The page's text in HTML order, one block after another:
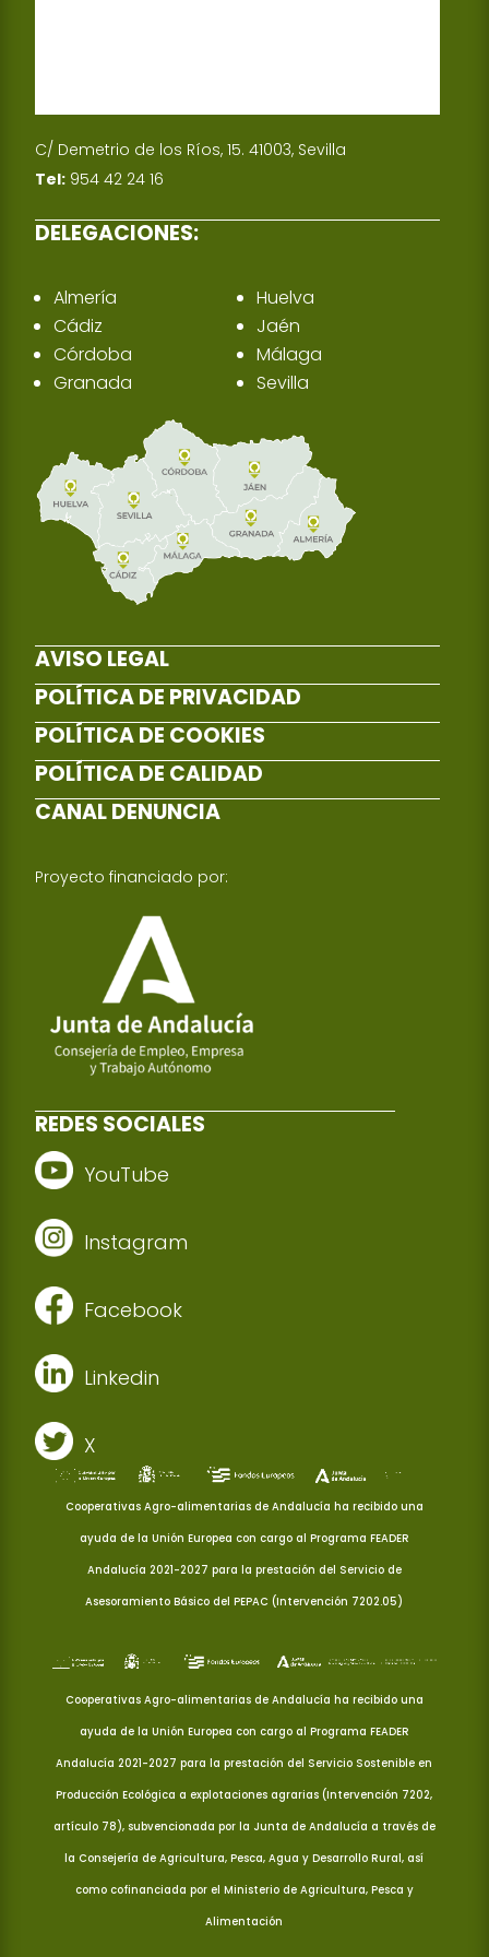
C/ Demetrio de los Ríos, 15. 41003, Sevilla
Tel: 954 42 24 16
DELEGACIONES:
Almería
Cádiz
Córdoba
Granada
Huelva
Jaén
Málaga
Sevilla
AVISO LEGAL
POLÍTICA DE PRIVACIDAD
POLÍTICA DE COOKIES
POLÍTICA DE CALIDAD
CANAL DENUNCIA
Proyecto financiado por:
REDES SOCIALES
YouTube
Instagram
Facebook
Linkedin
X
Cooperativas Agro-alimentarias de Andalucía ha recibido una
ayuda de la Unión Europea con cargo al Programa FEADER
Andalucía 2021-2027 para la prestación del Servicio de
Asesoramiento Básico del PEPAC (Intervención 7202.05)
Cooperativas Agro-alimentarias de Andalucía ha recibido una
ayuda de la Unión Europea con cargo al Programa FEADER
Andalucía 2021-2027 para la prestación del Servicio Sostenible en
Producción Ecológica a explotaciones agrarias (Intervención 7202,
artículo 78), subvencionada por la Junta de Andalucía a través de
la Consejería de Agricultura, Pesca, Agua y Desarrollo Rural, así
como cofinanciada por el Ministerio de Agricultura, Pesca y
Alimentación